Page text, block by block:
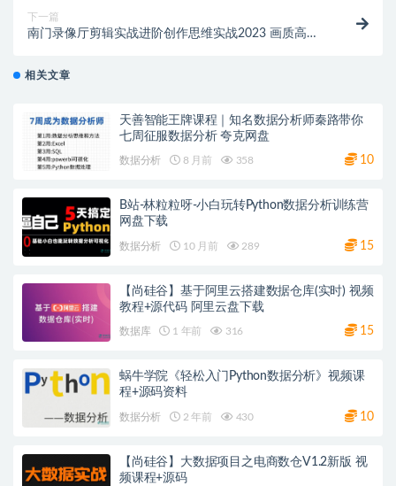
下一篇
南门录像厅剪辑实战进阶创作思维实战2023 画质高清
相关文章
天善智能王牌课程｜知名数据分析师秦路带你
七周征服数据分析 夸克网盘
数据分析 8 月前 358 10
B站-林粒粒呀-小白玩转Python数据分析训练营
网盘下载
数据分析 10 月前 289 15
【尚硅谷】基于阿里云搭建数据仓库(实时) 视频
教程+源代码 阿里云盘下载
数据库 1 年前 316 15
蜗牛学院《轻松入门Python数据分析》视频课
程+源码资料
数据分析 2 年前 430 10
【尚硅谷】大数据项目之电商数仓V1.2新版 视
频课程+源码